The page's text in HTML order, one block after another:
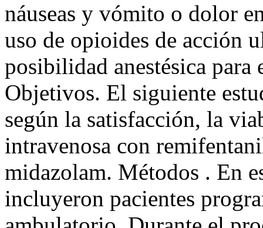
náuseas y vómito o dolor
uso de opioides de acción
posibilidad anestésica
Objetivos. El siguiente
según la satisfacción, la
intravenosa con
midazolam. Métodos . En
incluyeron pacientes